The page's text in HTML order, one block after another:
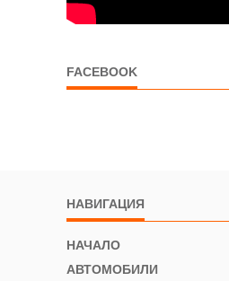
FACEBOOK
НАВИГАЦИЯ
НАЧАЛО
АВТОМОБИЛИ